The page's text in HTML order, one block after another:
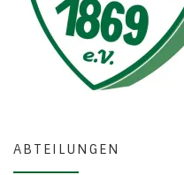
ABTEILUNGEN